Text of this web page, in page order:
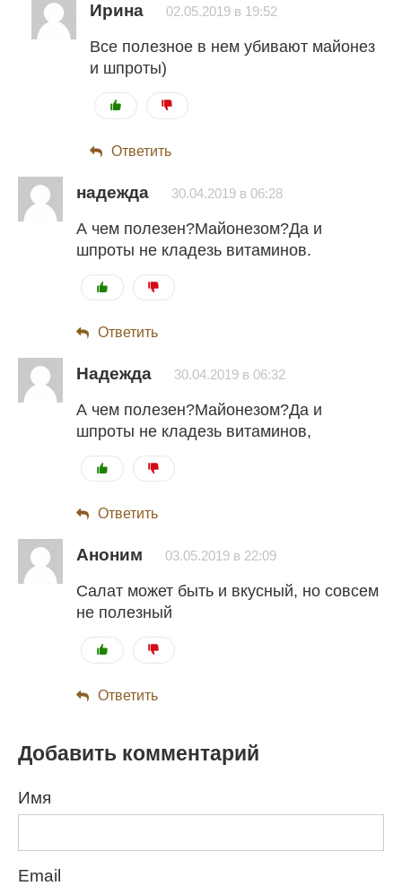
Ирина 02.05.2019 в 19:52
Все полезное в нем убивают майонез
и шпроты)
Ответить
надежда 30.04.2019 в 06:28
А чем полезен?Майонезом?Да и
шпроты не кладезь витаминов.
Ответить
Надежда 30.04.2019 в 06:32
А чем полезен?Майонезом?Да и
шпроты не кладезь витаминов,
Ответить
Аноним 03.05.2019 в 22:09
Салат может быть и вкусный, но совсем
не полезный
Ответить
Добавить комментарий
Имя
Email